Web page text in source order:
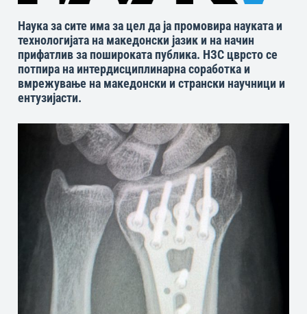
Наука за сите има за цел да ја промовира науката и
технологијата на македонски јазик и на начин
прифатлив за пошироката публика. НЗС цврсто се
потпира на интердисциплинарна соработка и
вмрежување на македонски и странски научници и
ентузијасти.